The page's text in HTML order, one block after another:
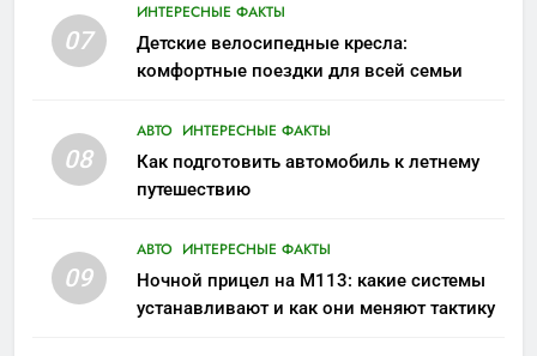
07
ИНТЕРЕСНЫЕ ФАКТЫ
Детские велосипедные кресла:
комфортные поездки для всей семьи
08
АВТО ИНТЕРЕСНЫЕ ФАКТЫ
Как подготовить автомобиль к летнему
путешествию
09
АВТО ИНТЕРЕСНЫЕ ФАКТЫ
Ночной прицел на M113: какие системы
устанавливают и как они меняют тактику